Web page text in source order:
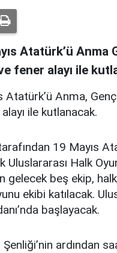
Atatürk’ü Anma
fener alayı ile
Atatürk’ü Anma,
ile kutlanacak.
19 Mayıs
Uluslararası Halk
gelecek beş ekip,
ekibi katılacak.
başlayacak.
ardından